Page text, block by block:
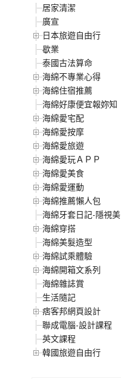
居家清潔
廣宣
日本旅遊自由行
歇業
泰國古法算命
海綿不專業心得
海綿住宿推薦
海綿好康便宜報妳知
海綿愛宅配
海綿愛按摩
海綿愛旅遊
海綿愛玩ＡＰＰ
海綿愛美食
海綿愛運動
海綿推薦懶人包
海綿牙套日記-隱視美
海綿穿搭
海綿美髮造型
海綿試乘體驗
海綿開箱文系列
海綿雜誌賞
生活隨記
痞客邦網頁設計
聯成電腦-設計課程
英文課程
韓國旅遊自由行